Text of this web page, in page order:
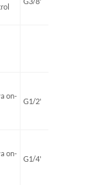
on-
G1/2'
on-
G1/4'